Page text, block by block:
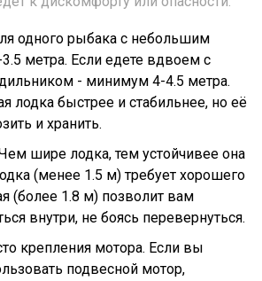
одного рыбака с небольшим
3.5 метра. Если едете вдвоем с
- минимум 4-4.5 метра.
лодка быстрее и стабильнее, но её
и хранить.
шире лодка, тем устойчивее она
(менее 1.5 м) требует хорошего
(более 1.8 м) позволит вам
внутри, не боясь перевернуться.
крепления мотора. Если вы
подвесной мотор,